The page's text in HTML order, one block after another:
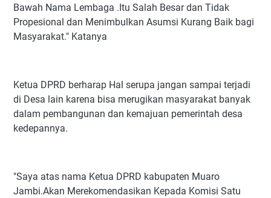
Bawah Nama Lembaga .Itu Salah Besar dan Tidak
Propesional dan Menimbulkan Asumsi Kurang Baik bagi
Masyarakat." Katanya
Ketua DPRD berharap Hal serupa jangan sampai terjadi
di Desa lain karena bisa merugikan masyarakat banyak
dalam pembangunan dan kemajuan pemerintah desa
kedepannya.
"Saya atas nama Ketua DPRD kabupaten Muaro
Jambi.Akan Merekomendasikan Kepada Komisi Satu